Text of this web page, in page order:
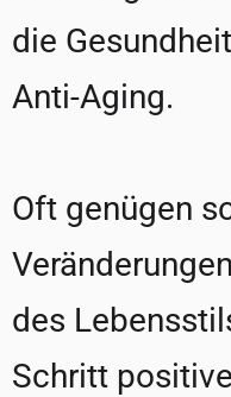
die
Anti-Aging.
Oft genügen
des
Schritt